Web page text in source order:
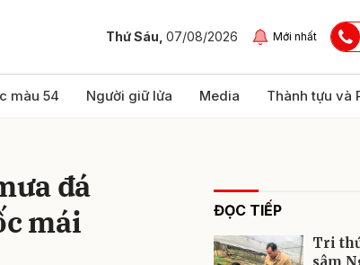
Thứ Sáu, 07/08/2026 Mới nhất
màu 54 Người giữ lửa Media Thành tựu và
đá
mái
ĐỌC TIẾP
Tri